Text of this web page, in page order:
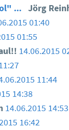
... Jörg
01:40
01:55
14.06.2015
11:44
14:38
14.06.2015 14:53
16:42